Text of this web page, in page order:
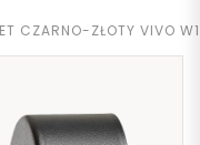
CZARNO-ZŁOTY VIVO W1